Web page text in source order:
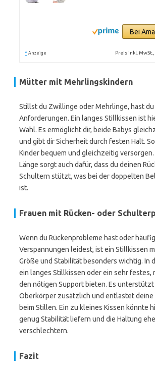
Bei
* Anzeige Preis inkl.
Mütter mit Mehrlingskindern
Stillst du Zwillinge oder Mehrlinge, hast
Anforderungen. Ein langes Stillkissen ist
Wahl. Es ermöglicht dir, beide Babys
und gibt dir Sicherheit durch festen Halt.
Kinder bequem und gleichzeitig
Länge sorgt auch dafür, dass du deinen
Schultern stützt, was bei der doppelten
ist.
Frauen mit Rücken- oder
Wenn du Rückenprobleme hast oder
Verspannungen leidest, ist ein Stillkissen
Größe und Stabilität besonders wichtig. In
ein langes Stillkissen oder ein sehr festes,
den nötigen Support bieten. Es unterstützt
Oberkörper zusätzlich und entlastet deine
beim Stillen. Ein zu kleines Kissen könnte
genug Stabilität liefern und die Haltung
verschlechtern.
Fazit